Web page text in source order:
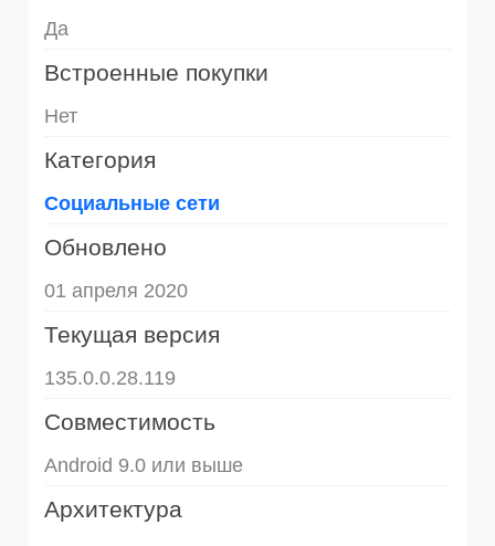
Да
Встроенные покупки
Нет
Категория
Социальные сети
Обновлено
01 апреля 2020
Текущая версия
135.0.0.28.119
Совместимость
Android 9.0 или выше
Архитектура